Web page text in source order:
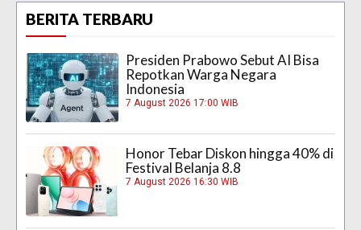
BERITA TERBARU
Presiden Prabowo Sebut AI Bisa
Repotkan Warga Negara
Indonesia
7 August 2026 17:00 WIB
Honor Tebar Diskon hingga 40% di
Festival Belanja 8.8
7 August 2026 16:30 WIB